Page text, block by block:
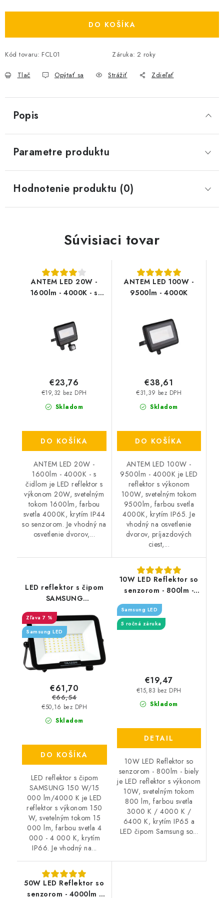
DO KOŠÍKA
Kód tovaru: FCL01 Záruka: 2 roky
Tlač Opýtať sa Strážiť Zdieľať
Popis
Parametre produktu
Hodnotenie produktu (0)
Súvisiaci tovar
ANTEM LED 20W -
1600lm - 4000K - s
Skladom
€19,32 bez DPH
€23,76
DO KOŠÍKA
ANTEM LED 20W -
1600lm - 4000K - s
čidlom je LED reflektor s
výkonom 20W, svetelným
tokom 1600lm, farbou
svetla 4000K, krytím IP44
so senzorom. Je vhodný na
osvetlenie dvorov,...
ANTEM LED 100W -
9500lm - 4000K
Skladom
€31,39 bez DPH
€38,61
DO KOŠÍKA
ANTEM LED 100W -
9500lm - 4000K je LED
reflektor s výkonom
100W, svetelným tokom
9500lm, farbou svetla
4000K, krytím IP65. Je
vhodný na osvetlenie
dvorov, príjazdových
ciest,...
LED reflektor s čipom
SAMSUNG
7 %
Samsung LED
Skladom
€50,16 bez DPH
€61,70
€66,54
DO KOŠÍKA
LED reflektor s čipom
SAMSUNG 150 W/15
000 lm/4000 K je LED
reflektor s výkonom 150
W, svetelným tokom 15
000 lm, farbou svetla 4
000 - 4 000 K, krytím
IP66. Je vhodný na...
10W LED Reflektor so
senzorom - 800lm -
Samsung LED
5 ročná záruka
Skladom
€15,83 bez DPH
€19,47
DETAIL
10W LED Reflektor so
senzorom - 800lm - biely
je LED reflektor s výkonom
10W, svetelným tokom
800 lm, farbou svetla
3000 K / 4000 K /
6400 K, krytím IP65 a
LED čipom Samsung so...
50W LED Reflektor so
senzorom - 4000lm -